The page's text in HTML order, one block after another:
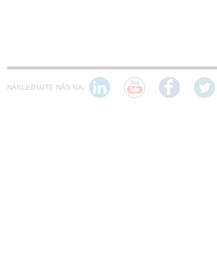
NÁSLEDUJTE NÁS NA: